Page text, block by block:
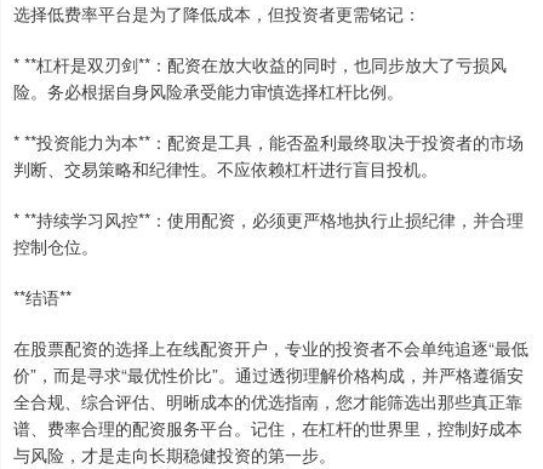
选择低费率平台是为了降低成本，但投资者更需铭记：
* **杠杆是双刃剑**：配资在放大收益的同时，也同步放大了亏损风
险。务必根据自身风险承受能力审慎选择杠杆比例。
* **投资能力为本**：配资是工具，能否盈利最终取决于投资者的市场
判断、交易策略和纪律性。不应依赖杠杆进行盲目投机。
* **持续学习风控**：使用配资，必须更严格地执行止损纪律，并合理
控制仓位。
**结语**
在股票配资的选择上在线配资开户，专业的投资者不会单纯追逐“最低
价”，而是寻求“最优性价比”。通过透彻理解价格构成，并严格遵循安
全合规、综合评估、明晰成本的优选指南，您才能筛选出那些真正靠
谱、费率合理的配资服务平台。记住，在杠杆的世界里，控制好成本
与风险，才是走向长期稳健投资的第一步。